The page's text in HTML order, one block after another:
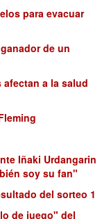
para evacuar
de un
a la salud
Iñaki Urdangarin
soy su fan"
del sorteo 1
de juego" del